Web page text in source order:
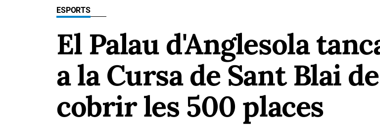
ESPORTS
El Palau d'Anglesola
a la Cursa de Sant Blai
cobrir les 500 places